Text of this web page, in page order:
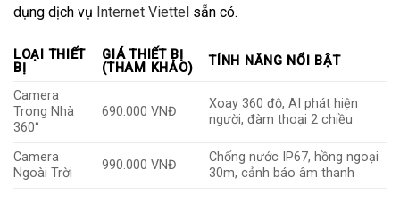
dụng dịch vụ Internet Viettel sẵn có.
LOẠI THIẾT
BỊ
GIÁ THIẾT BỊ
(THAM KHẢO)
TÍNH NĂNG NỔI BẬT
Camera
Trong Nhà
360°
690.000 VNĐ
Xoay 360 độ, AI phát hiện
người, đàm thoại 2 chiều
Camera
Ngoài Trời
990.000 VNĐ
Chống nước IP67, hồng ngoại
30m, cảnh báo âm thanh